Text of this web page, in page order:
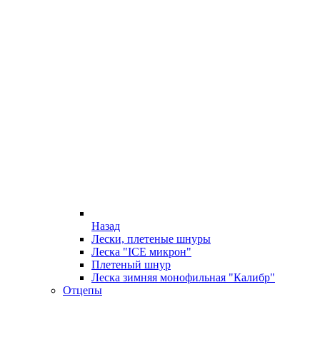
Назад
Лески, плетеные шнуры
Леска "ICE микрон"
Плетеный шнур
Леска зимняя монофильная "Калибр"
Отцепы